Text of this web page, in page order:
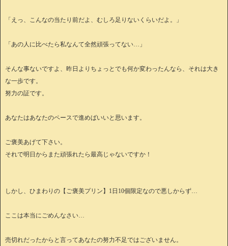
「えっ、こんなの当たり前だよ、むしろ足りないくらいだよ。」
「あの人に比べたら私なんて全然頑張ってない…」
そんな事ないですよ、昨日よりちょっとでも何か変わったんなら、それは大き
な一歩です。
努力の証です。
あなたはあなたのペースで進めばいいと思います。
ご褒美あげて下さい。
それで明日からまた頑張れたら最高じゃないですか！
しかし、ひまわりの【ご褒美プリン】1日10個限定なので悪しからず…
ここは本当にごめんなさい…
売切れだったからと言ってあなたの努力不足ではございません。